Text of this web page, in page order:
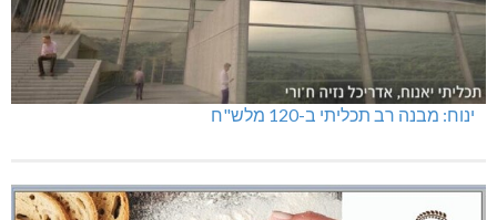
ינוח: מבנה רב תכליתי ב-120 מלש"ח